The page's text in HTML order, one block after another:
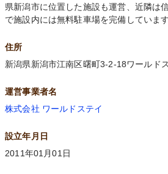
県新潟市に位置した施設も運営、近隣は
で施設内には無料駐車場を完備しています
住所
新潟県新潟市江南区曙町3-2-18ワールド
運営事業者名
株式会社 ワールドステイ
設立年月日
2011年01月01日